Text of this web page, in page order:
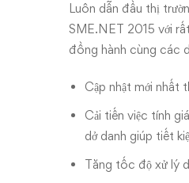
Luôn dẫn đầu thị
SME.NET 2015 với
đồng hành cùng các
Cập nhật mới nhất t
Cải tiến việc tính
dở danh giúp tiết
Tăng tốc độ xử lý